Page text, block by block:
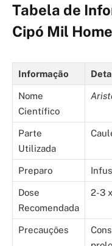
Tabela de
Cipó Mil
Informação
Nome
Científico
Parte
Utilizada
Preparo
Dose
Recomendada
2-3
Precauções